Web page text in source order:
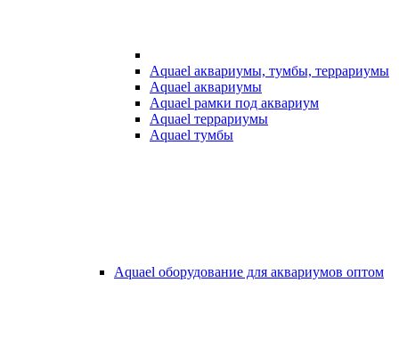
Aquael аквариумы, тумбы, террариумы
Aquael аквариумы
Aquael рамки под аквариум
Aquael террариумы
Aquael тумбы
Aquael оборудование для аквариумов оптом